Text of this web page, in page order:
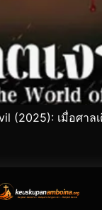
(2025): เมื่อศาล